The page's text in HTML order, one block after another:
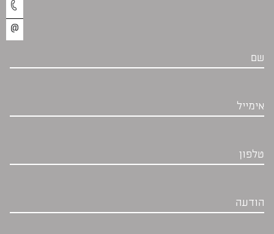
שם
אימייל
טלפון
הודעה